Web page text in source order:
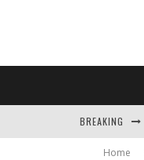
BREAKING
Home